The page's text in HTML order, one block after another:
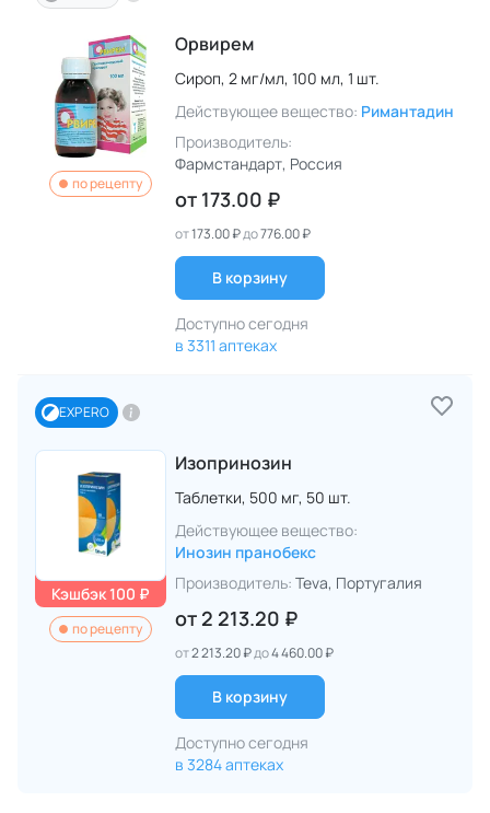
по рецепту
Орвирем
Сироп, 2 мг/мл, 100 мл, 1 шт.
Действующее вещество: Римантадин
Производитель:
Фармстандарт, Россия
от 173.00 ₽
от173.00 ₽до776.00 ₽
В корзину
Доступно сегодня
в 3311 аптеках
EXPERO
Кэшбэк 100 ₽
по рецепту
Изопринозин
Таблетки, 500 мг, 50 шт.
Действующее вещество:
Инозин пранобекс
Производитель: Teva, Португалия
от 2 213.20 ₽
от2 213.20 ₽до4 460.00 ₽
В корзину
Доступно сегодня
в 3284 аптеках